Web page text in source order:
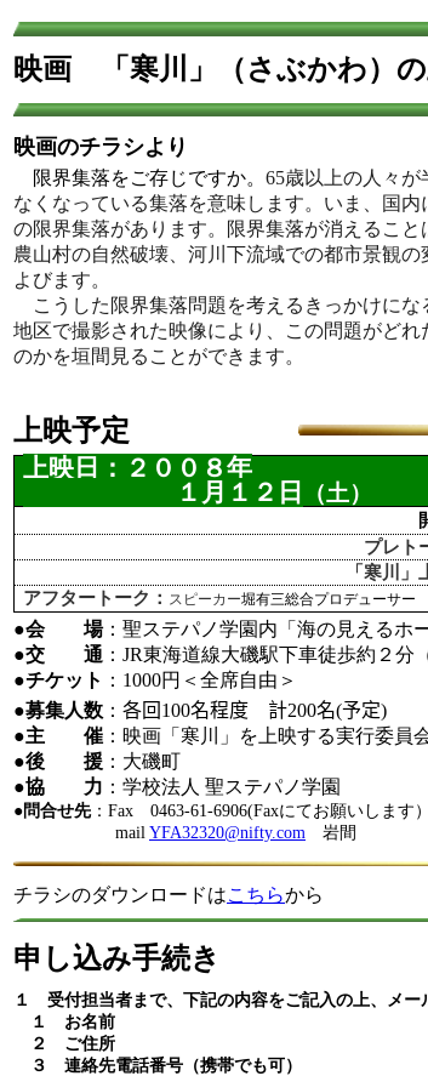
映画 「寒川」（さぶかわ）
映画のチラシより
限界集落をご存じですか。 65歳以上の人々が
なくなっている集落を意味します。いま、国
の限界集落があります。限界集落が消えるこ
農山村の自然破壊、河川下流域での都市景観
よびます。
こうした限界集落問題を考えるきっかけに
地区で撮影された映像により、この問題がど
のかを垣間見ることができます。
上映予定
上映日：２００８年
１月１２日
（土）
プレト
「寒川」
アフタートーク： スピーカー堀有三総合プロデューサー
●会 場： 聖ステパノ学園内「海の見えるホ
●交 通 ： JR東海道線大磯駅下車徒歩約２分
●チケット ： 1000円＜全席自由＞
●募集人数 ： 各回 100名程度 計200名(予定)
●主 催 ：映画「寒川」を上映する実行委員
●後 援 ：大磯町
●協 力 ： 学校法人 聖ステパノ学園
●問合せ先：Fax 0463-61-6906(Faxにてお願いします
mail YFA32320@nifty.com 岩間
チラシのダウンロードはこちらから
申し込み手続き
１
受付担当者まで、下記の内容をご記入の上、メー
１ お名前
２ ご住所
３ 連絡先電話番号（携帯でも可）